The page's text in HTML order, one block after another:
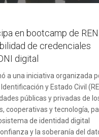
en bootcamp de
de credenciales
digital
a una iniciativa organizada
y Estado Civil
públicas y privadas de
cooperativas y tecnología,
de identidad digital
y la soberanía del